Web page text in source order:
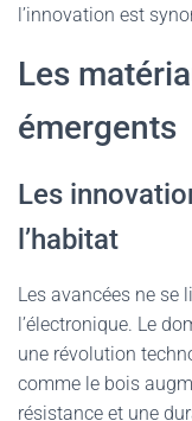
l’innovation est
Les
émergents
Les
l’habitat
Les avancées ne se
l’électronique. Le
une révolution
comme le bois
résistance et une